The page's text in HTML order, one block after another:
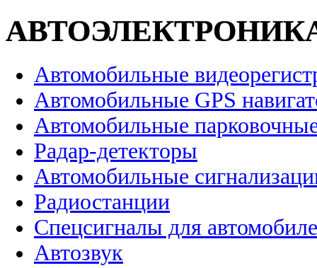
Автомобильные
Автомобильные GPS
Автомобильные
Радар-детекторы
Автомобильные
Радиостанции
Спецсигналы для
Автозвук